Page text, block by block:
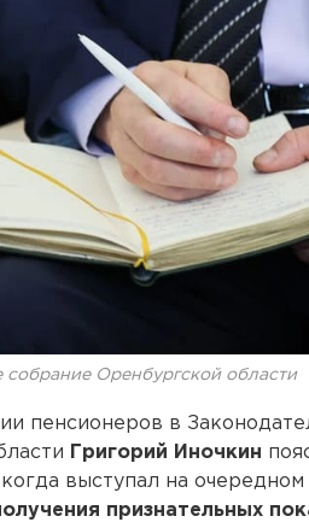
собрание Оренбургской области
пенсионеров в
Григорий Иночкин
выступал на
признательных